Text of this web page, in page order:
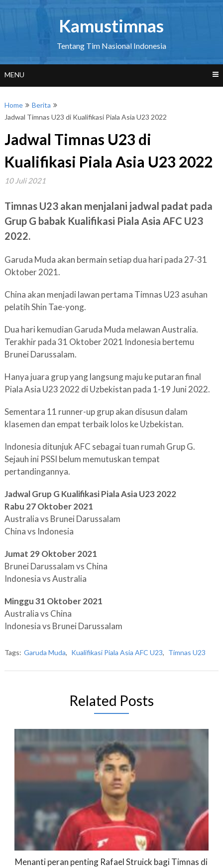
Kamustimnas
Tentang Tim Nasional Indonesia
MENU
Home
Berita
Jadwal Timnas U23 di Kualifikasi Piala Asia U23 2022
Jadwal Timnas U23 di
Kualifikasi Piala Asia U23 2022
10 Juli 2021
Timnas U23 akan menjalani jadwal padat pada
Grup G babak Kualifikasi Piala Asia AFC U23
2022.
Garuda Muda akan bermain setiap dua hari pada 27-31
Oktober 2021.
China akan menjadi lawan pertama Timnas U23 asuhan
pelatih Shin Tae-yong.
Dua hari kemudian Garuda Muda melawan Australia.
Terakhir pada 31 Oktober 2021 Indonesia bertemu
Brunei Darussalam.
Hanya juara grup yang langsung maju ke putaran final
Piala Asia U23 2022 di Uzbekistan pada 1-19 Juni 2022.
Sementara 11 runner-up grup akan disusun dalam
klasemen dan empat terbaik lolos ke Uzbekistan.
Indonesia ditunjuk AFC sebagai tuan rumah Grup G.
Sejauh ini PSSI belum memutuskan tempat
pertandingannya.
Jadwal Grup G Kualifikasi Piala Asia U23 2022
Rabu 27 Oktober 2021
Australia vs Brunei Darussalam
China vs Indonesia
Jumat 29 Oktober 2021
Brunei Darussalam vs China
Indonesia vs Australia
Minggu 31 Oktober 2021
Australia vs China
Indonesia vs Brunei Darussalam
Tags: Garuda Muda, Kualifikasi Piala Asia AFC U23, Timnas U23
Related Posts
Menanti peran penting Rafael Struick bagi Timnas di